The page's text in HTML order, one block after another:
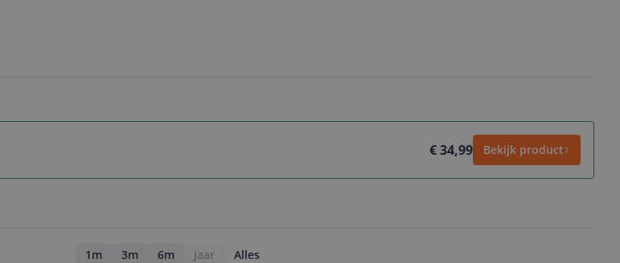
€ 34,99 Bekijk product
1m 3m 6m Jaar Alles